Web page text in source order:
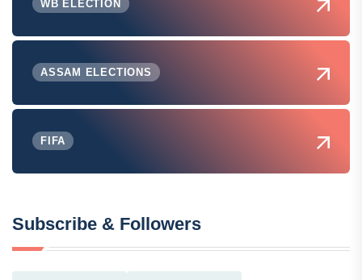
WB ELECTION
ASSAM ELECTIONS
FIFA
Subscribe & Followers